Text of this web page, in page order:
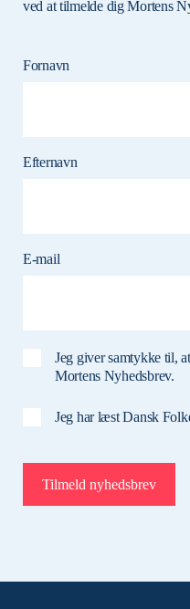
ved at tilmelde dig Mortens
Fornavn
Efternavn
E-mail
Jeg giver samtykke til,
Mortens Nyhedsbrev.
Jeg har læst Dansk